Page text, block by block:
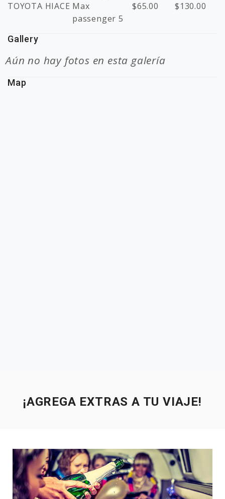
TOYOTA HIACE Max
passenger 5
$65.00 $130.00
Gallery
Aún no hay fotos en esta galería
Map
¡AGREGA EXTRAS A TU VIAJE!